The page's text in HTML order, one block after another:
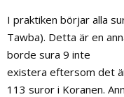
I praktiken börjar alla
Tawba). Detta är en
borde sura 9 inte
existera eftersom det
113 suror i Koranen.